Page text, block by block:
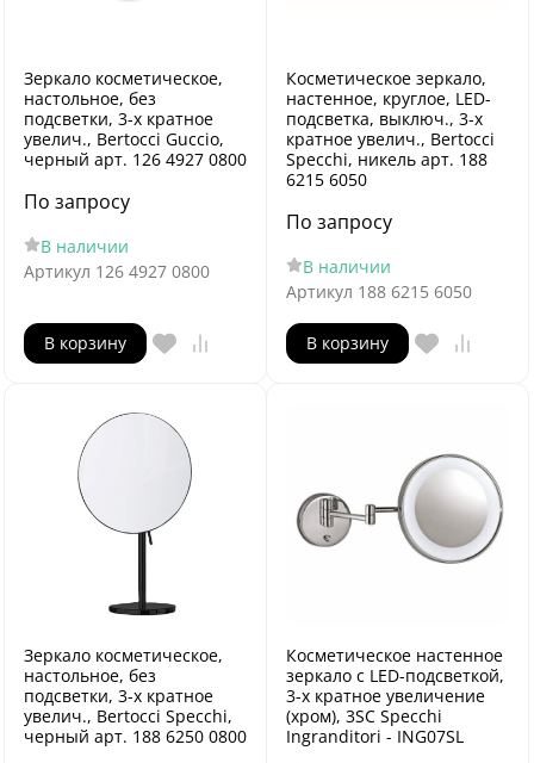
Зеркало косметическое,
настольное, без
подсветки, 3-х кратное
увелич., Bertocci Guccio,
черный арт. 126 4927 0800
По запросу
В наличии
Артикул 126 4927 0800
В корзину
Косметическое зеркало,
настенное, круглое, LED-
подсветка, выключ., 3-х
кратное увелич., Bertocci
Specchi, никель арт. 188
6215 6050
По запросу
В наличии
Артикул 188 6215 6050
В корзину
Зеркало косметическое,
настольное, без
подсветки, 3-х кратное
увелич., Bertocci Specchi,
черный арт. 188 6250 0800
Косметическое настенное
зеркало с LED-подсветкой,
3-х кратное увеличение
(хром), 3SC Specchi
Ingranditori - ING07SL